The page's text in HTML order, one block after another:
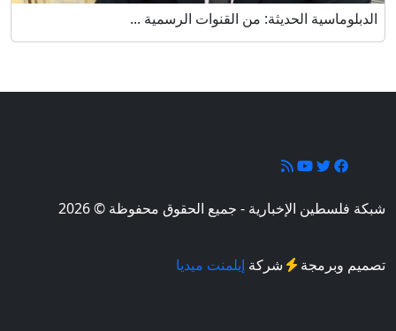
الدبلوماسية الحديثة: من القنوات الرسمية ...
شبكة فلسطين الإخبارية - جميع الحقوق محفوظة © 2026
تصميم وبرمجة شركة إيلمنت ميديا